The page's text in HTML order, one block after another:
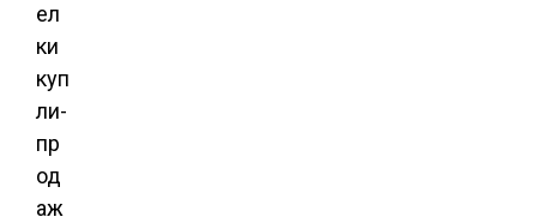
ел
ки
куп
ли-
пр
од
аж